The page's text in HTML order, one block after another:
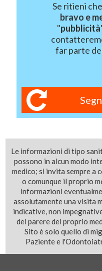
Se ritieni
bravo e
"pubblicità
far parte
Le informazioni di tipo
possono in alcun modo
medico; si invita sempre
o comunque il proprio
informazioni
assolutamente una visita
indicative, non
del parere del proprio
Sito è solo quello di
Paziente e